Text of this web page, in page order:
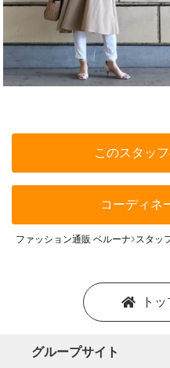
このスタッ
コーディネ
ファッション通販 ベルーナ スタッ
ト
グループサイト